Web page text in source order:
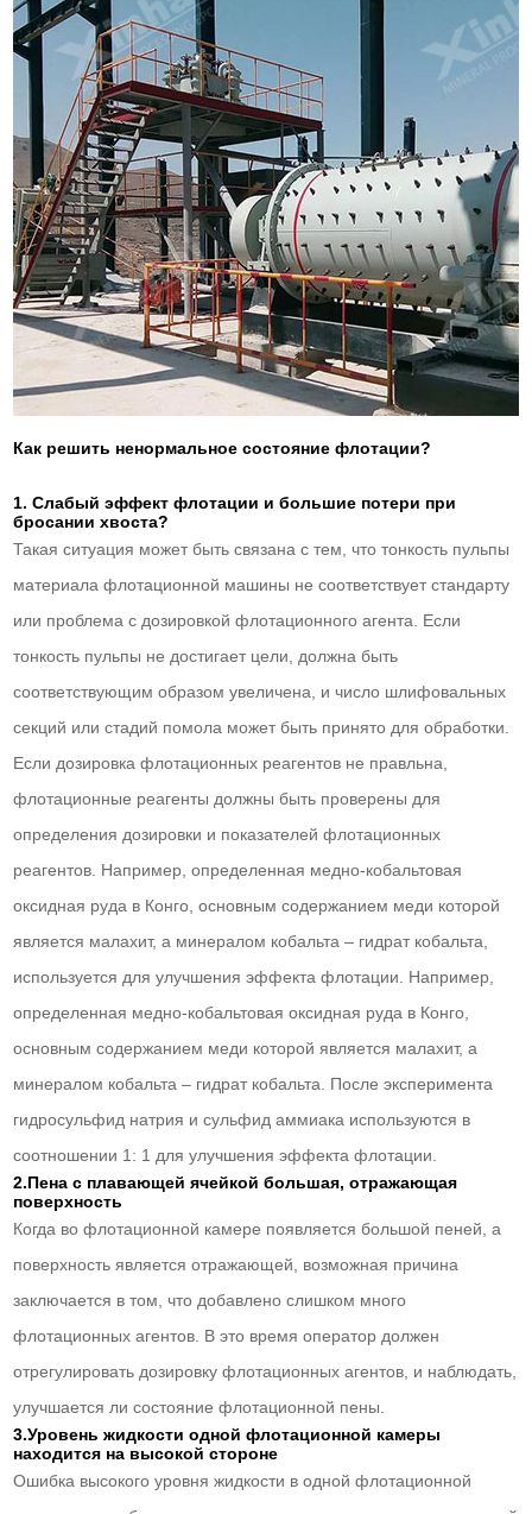
Как решить ненормальное состояние флотации?
1. Слабый эффект флотации и большие потери при
бросании хвоста?
Такая ситуация может быть связана с тем, что тонкость пульпы
материала флотационной машины не соответствует стандарту
или проблема с дозировкой флотационного агента. Если
тонкость пульпы не достигает цели, должна быть
соответствующим образом увеличена, и число шлифовальных
секций или стадий помола может быть принято для обработки.
Если дозировка флотационных реагентов не правльна,
флотационные реагенты должны быть проверены для
определения дозировки и показателей флотационных
реагентов. Например, определенная медно-кобальтовая
оксидная руда в Конго, основным содержанием меди которой
является малахит, а минералом кобальта – гидрат кобальта,
используется для улучшения эффекта флотации. Например,
определенная медно-кобальтовая оксидная руда в Конго,
основным содержанием меди которой является малахит, а
минералом кобальта – гидрат кобальта. После эксперимента
гидросульфид натрия и сульфид аммиака используются в
соотношении 1: 1 для улучшения эффекта флотации.
2.Пена с плавающей ячейкой большая, отражающая
поверхность
Когда во флотационной камере появляется большой пеней, а
поверхность является отражающей, возможная причина
заключается в том, что добавлено слишком много
флотационных агентов. В это время оператор должен
отрегулировать дозировку флотационных агентов, и наблюдать,
улучшается ли состояние флотационной пены.
3.Уровень жидкости одной флотационной камеры
находится на высокой стороне
Ошибка высокого уровня жидкости в одной флотационной